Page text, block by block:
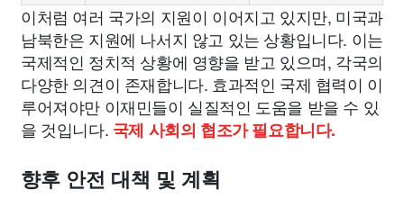
이처럼 여러 국가의 지원이 이어지고 있지만, 미국과
남북한은 지원에 나서지 않고 있는 상황입니다. 이는
국제적인 정치적 상황에 영향을 받고 있으며, 각국의
다양한 의견이 존재합니다. 효과적인 국제 협력이 이
루어져야만 이재민들이 실질적인 도움을 받을 수 있
을 것입니다. 국제 사회의 협조가 필요합니다.
향후 안전 대책 및 계획